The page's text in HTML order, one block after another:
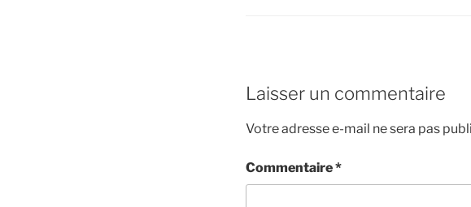
Laisser un commentaire
Votre adresse e-mail ne sera pas
Commentaire*